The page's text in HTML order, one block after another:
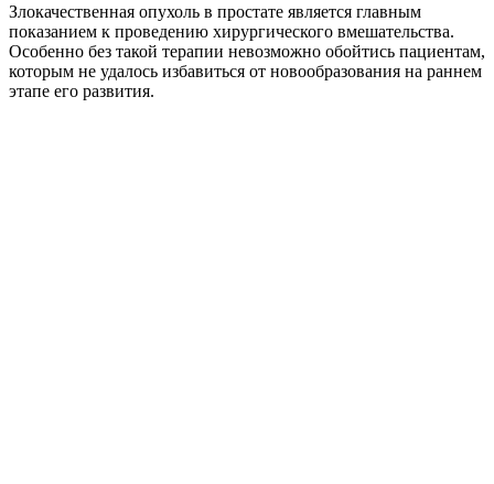
Злокачественная опухоль в простате является главным
показанием к проведению хирургического вмешательства.
Особенно без такой терапии невозможно обойтись пациентам,
которым не удалось избавиться от новообразования на раннем
этапе его развития.